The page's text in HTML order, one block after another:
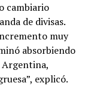
cambiario
de divisas.
muy
absorbiendo
Argentina,
explicó.